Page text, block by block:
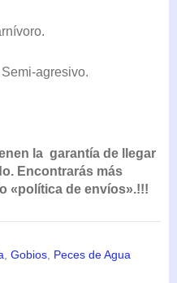
Semi-agresivo.
la garantía de llegar
Encontrarás más
«política de envíos».!!!
Gobios Peces de Agua